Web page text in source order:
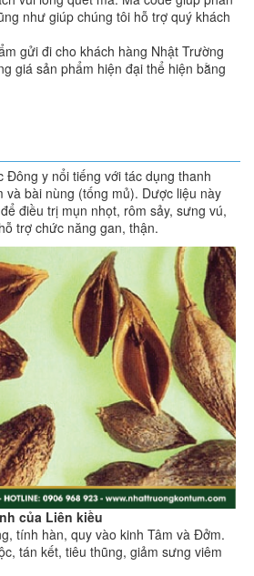
như giúp chúng tôi hỗ trợ quý khách
gửi đi cho khách hàng Nhật Trường
giá sản phẩm hiện đại thể hiện bằng
Đông y nổi tiếng với tác dụng thanh
và bài nùng (tống mủ). Dược liệu này
điều trị mụn nhọt, rôm sảy, sưng vú,
trợ chức năng gan, thận.
của Liên kiều
tính hàn, quy vào kinh Tâm và Đởm.
tán kết, tiêu thũng, giảm sưng viêm